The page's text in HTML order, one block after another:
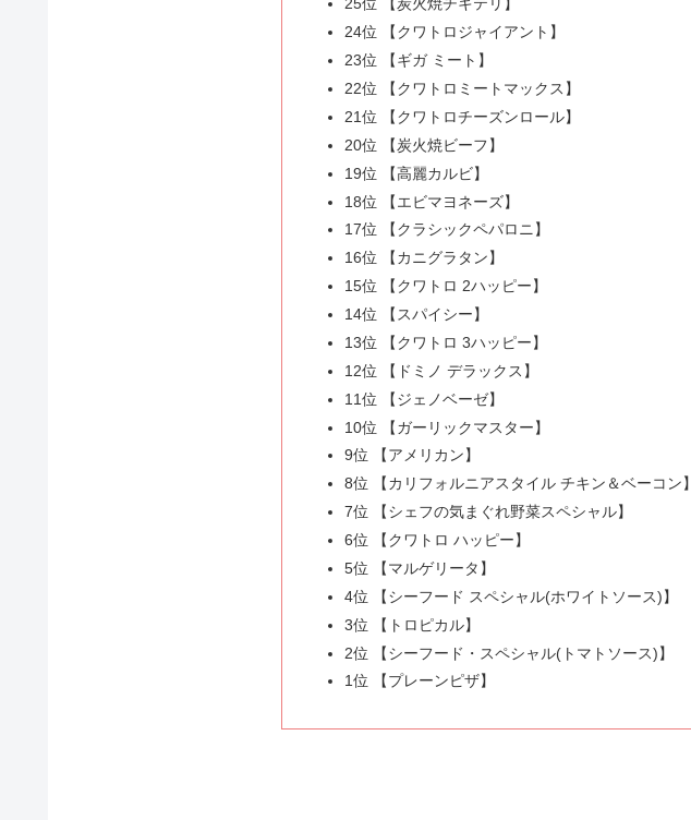
25位 【炭火焼チキテリ】
24位 【クワトロジャイアント】
23位 【ギガ ミート】
22位 【クワトロミートマックス】
21位 【クワトロチーズンロール】
20位 【炭火焼ビーフ】
19位 【高麗カルビ】
18位 【エビマヨネーズ】
17位 【クラシックペパロニ】
16位 【カニグラタン】
15位 【クワトロ 2ハッピー】
14位 【スパイシー】
13位 【クワトロ 3ハッピー】
12位 【ドミノ デラックス】
11位 【ジェノベーゼ】
10位 【ガーリックマスター】
9位 【アメリカン】
8位 【カリフォルニアスタイル チキン＆ベーコン】
7位 【シェフの気まぐれ野菜スペシャル】
6位 【クワトロ ハッピー】
5位 【マルゲリータ】
4位 【シーフード スペシャル(ホワイトソース)】
3位 【トロピカル】
2位 【シーフード・スペシャル(トマトソース)】
1位 【プレーンピザ】